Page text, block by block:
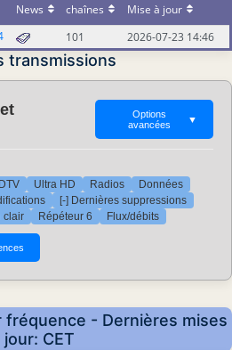
News chaînes
Mise à jour
101 2026-07-23 14:46
transmissions
Options
avancées
▼
Ultra HD Radios
Données
[-] Dernières suppressions
clair
Répéteur 6 Flux/débits
fréquence - Dernières mises
jour: CET